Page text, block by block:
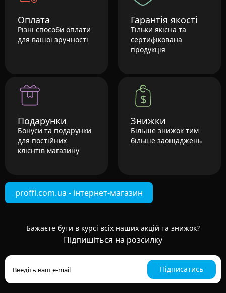
Оплата
Різні способи оплати
для вашої зручності
Гарантія якості
Тільки якісна та
сертифікована
продукція
Подарунки
Бонуси та подарунки
для постійних
клієнтів магазину
Знижки
Більше знижок тим
більше заощаджень
proffi.com.ua - інтернет-магазин
Бажаєте бути в курсі всіх наших акцій та знижок?
Підпишіться на розсилку
Підписатись